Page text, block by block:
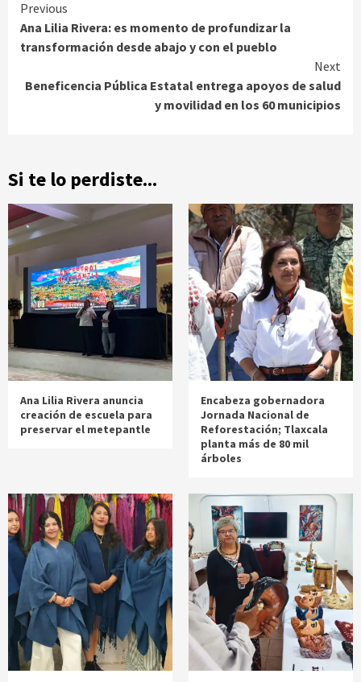
Continue
Reading
Previous
Ana Lilia Rivera: es momento de profundizar la
transformación desde abajo y con el pueblo
Next
Beneficencia Pública Estatal entrega apoyos de salud
y movilidad en los 60 municipios
Si te lo perdiste...
Ana Lilia Rivera anuncia
creación de escuela para
preservar el metepantle
Encabeza gobernadora
Jornada Nacional de
Reforestación; Tlaxcala
planta más de 80 mil
árboles